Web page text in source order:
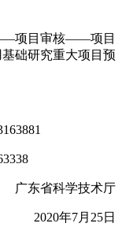
项目审核——项目
础研究重大项目预
广东省科学技术厅
2020年7月25日